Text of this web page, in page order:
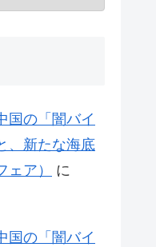
国の「闇バイ
、新たな海底
ア）
に
国の「闇バイ